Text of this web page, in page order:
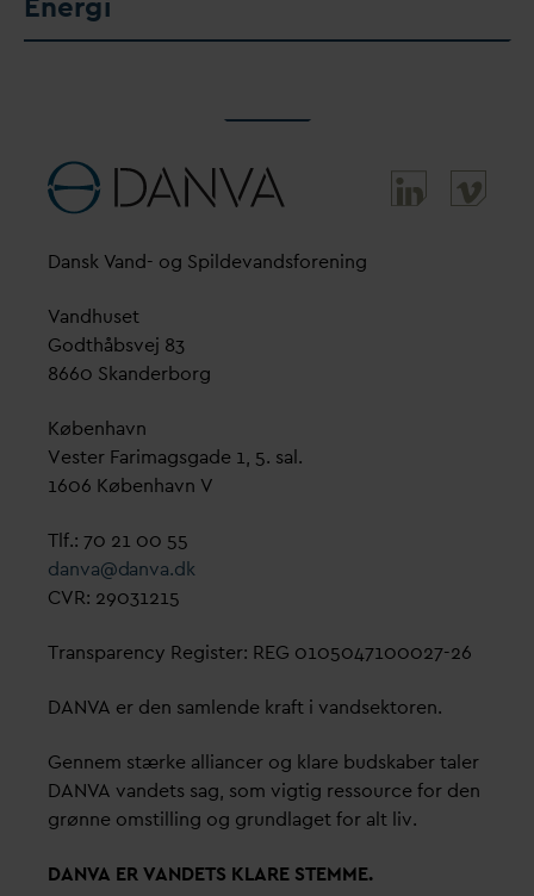
Dansk Vand- og Spildevandsforening
Vandhuset
Godthåbsvej 83
8660 Skanderborg
København
Vester Farimagsgade 1, 5. sal.
1606 København V
Tlf.: 70 21 00 55
danva@danva.dk
CVR: 29031215
Transparency Register: REG 0105047100027-26
DANVA er den samlende kraft i vandsektoren.
Gennem stærke alliancer og klare budskaber taler
DANVA vandets sag, som vigtig ressource for den
grønne omstilling og grundlaget for alt liv.
DANVA ERVANDETS KLARE STEMME.